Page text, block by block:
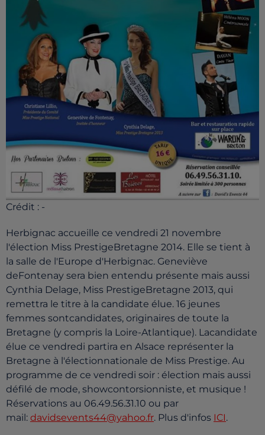
Crédit : -
Herbignac accueille ce vendredi 21 novembre
l'élection Miss PrestigeBretagne 2014. Elle se tient à
la salle de l'Europe d'Herbignac. Geneviève
deFontenay sera bien entendu présente mais aussi
Cynthia Delage, Miss PrestigeBretagne 2013, qui
remettra le titre à la candidate élue. 16 jeunes
femmes sontcandidates, originaires de toute la
Bretagne (y compris la Loire-Atlantique). Lacandidate
élue ce vendredi partira en Alsace représenter la
Bretagne à l'électionnationale de Miss Prestige. Au
programme de ce vendredi soir : élection mais aussi
défilé de mode, showcontorsionniste, et musique !
Réservations au 06.49.56.31.10 ou par
mail: davidsevents44@yahoo.fr. Plus d'infos ICI.